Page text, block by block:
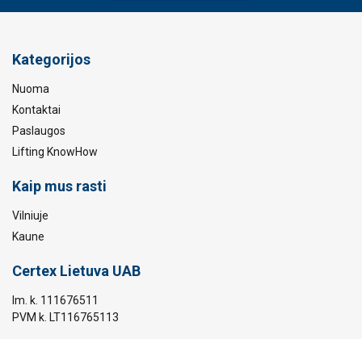
Kategorijos
Nuoma
Kontaktai
Paslaugos
Lifting KnowHow
Kaip mus rasti
Vilniuje
Kaune
Certex Lietuva UAB
Im. k. 111676511
PVM k. LT116765113